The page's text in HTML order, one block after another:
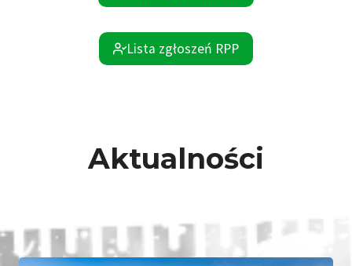
Lista zgłoszeń RPP
Aktualności